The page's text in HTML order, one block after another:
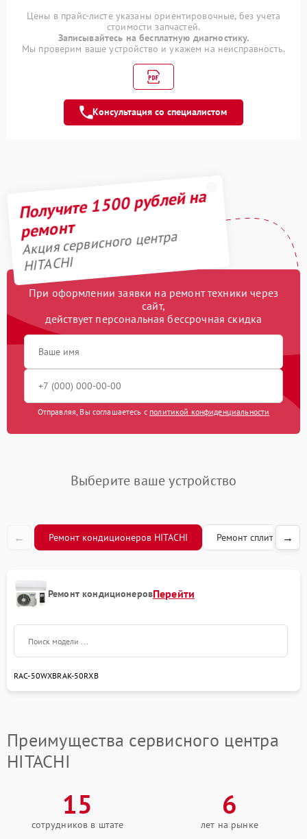
помпы
Демонтаж кондиционера 300 рублей
Цены в прайс-листе указаны ориентировочные, без учета
стоимости запчастей.
Записывайтесь на бесплатную диагностику.
Мы проверим ваше устройство и укажем на неисправность.
Консультация со специалистом
Получите 1500 рублей на
ремонт
Акция сервисного центра
HITACHI
При оформлении заявки на ремонт техники через
сайт,
действует персональная бессрочная скидка
Отправляя, Вы соглашаетесь с политикой конфиденциальности
Выберите ваше устройство
← Ремонт кондиционеров HITACHI Ремонт сплит-систем
→
Ремонт кондиционеровПерейти
RAC-50WXBRAK-50RXB
Преимущества сервисного центра
HITACHI
15
сотрудников в штате
6
лет на рынке